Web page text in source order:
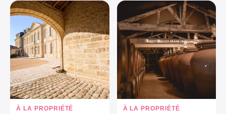
À LA PROPRIÉTÉ À LA PROPRIÉTÉ